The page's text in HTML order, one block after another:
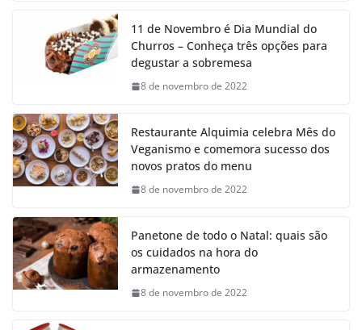
11 de Novembro é Dia Mundial do
Churros – Conheça três opções para
degustar a sobremesa
8 de novembro de 2022
Restaurante Alquimia celebra Mês do
Veganismo e comemora sucesso dos
novos pratos do menu
8 de novembro de 2022
Panetone de todo o Natal: quais são
os cuidados na hora do
armazenamento
8 de novembro de 2022